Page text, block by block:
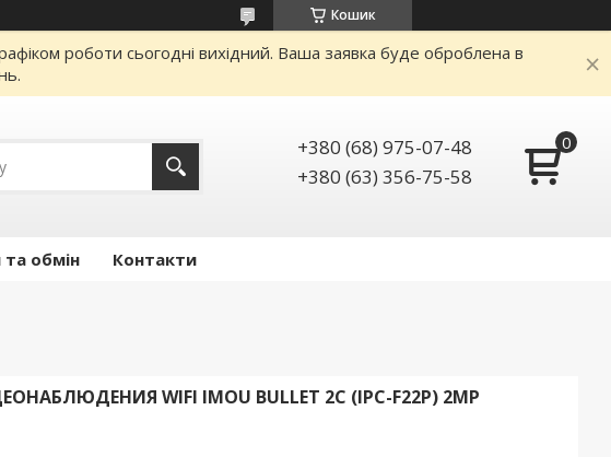
Кошик
роботи сьогодні вихідний. Ваша заявка буде оброблена в
+380 (68) 975-07-48
+380 (63) 356-75-58
обмін Контакти
WIFI IMOU BULLET 2C (IPC-F22P) 2MP